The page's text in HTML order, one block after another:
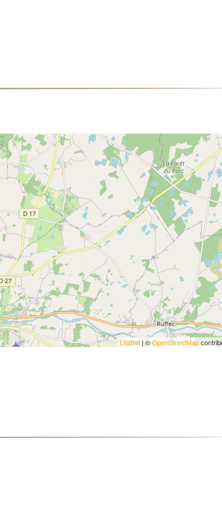
Leaflet| ©OpenStreetMap